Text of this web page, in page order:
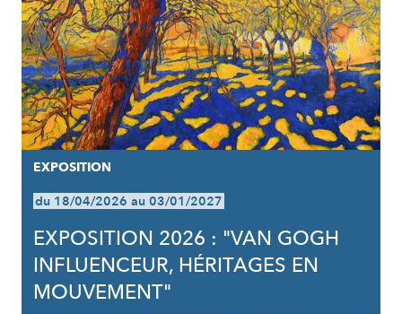
EXPOSITION
du 18/04/2026 au 03/01/2027
EXPOSITION 2026 : "VAN GOGH
INFLUENCEUR, HÉRITAGES EN
MOUVEMENT"